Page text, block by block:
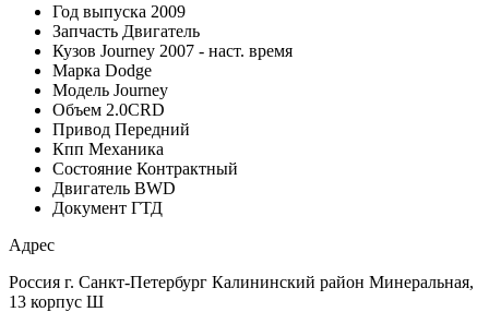
Год выпуска 2009
Запчасть Двигатель
Кузов Journey 2007 - наст. время
Марка Dodge
Модель Journey
Объем 2.0CRD
Привод Передний
Кпп Механика
Состояние Контрактный
Двигатель BWD
Документ ГТД
Адрес
Россия г. Санкт-Петербург Калининский район Минеральная,
13 корпус Ш